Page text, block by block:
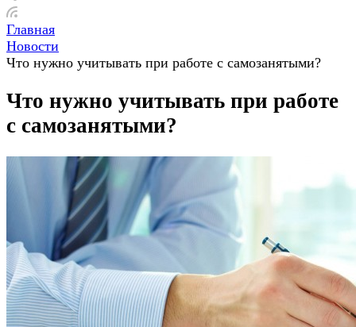
Главная
Новости
Что нужно учитывать при работе с самозанятыми?
Что нужно учитывать при работе
с самозанятыми?